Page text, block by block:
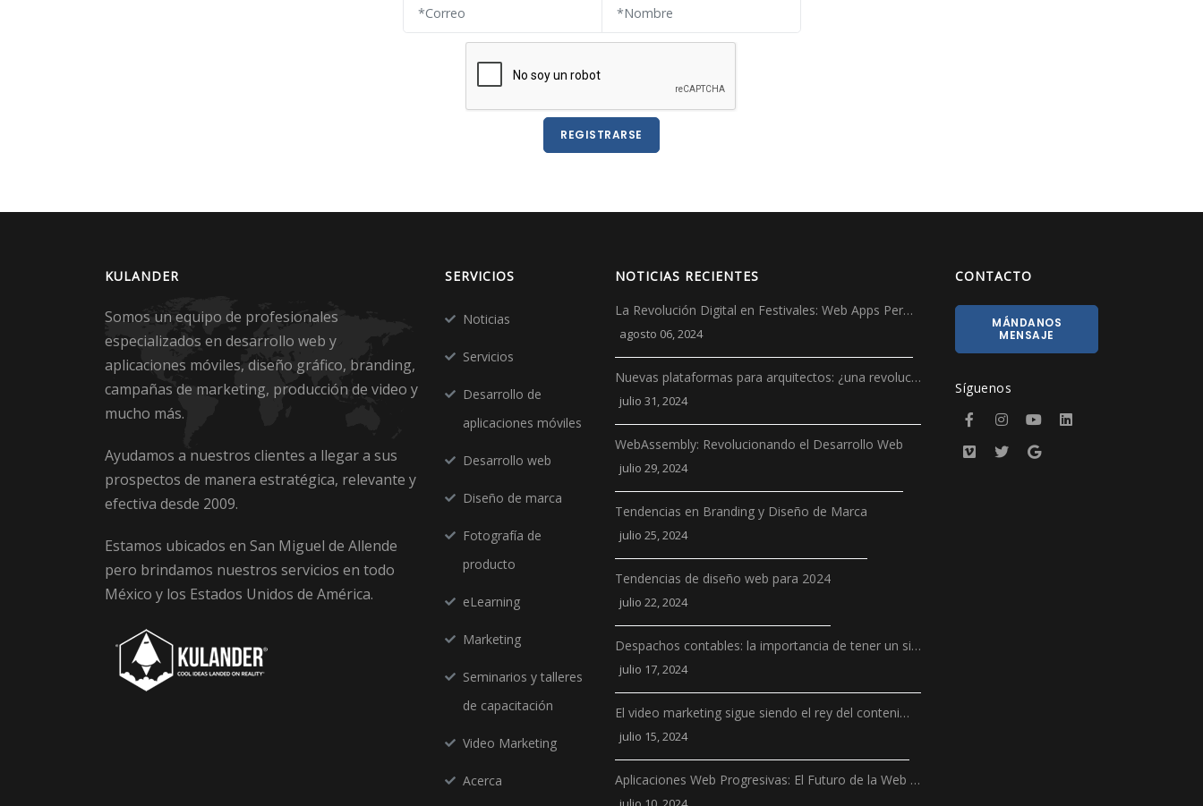
REGISTRARSE
KULANDER
Somos un equipo de profesionales
especializados en desarrollo web y
aplicaciones móviles, diseño gráfico, branding,
campañas de marketing, producción de video y
mucho más.
Ayudamos a nuestros clientes a llegar a sus
prospectos de manera estratégica, relevante y
efectiva desde 2009.
Estamos ubicados en San Miguel de Allende
pero brindamos nuestros servicios en todo
México y los Estados Unidos de América.
SERVICIOS
Noticias
Servicios
Desarrollo de
aplicaciones móviles
Desarrollo web
Diseño de marca
Fotografía de
producto
eLearning
Marketing
Seminarios y talleres
de capacitación
Video Marketing
Acerca
NOTICIAS RECIENTES
La Revolución Digital en Festivales: Web Apps Per…
agosto 06, 2024
Nuevas plataformas para arquitectos: ¿una revoluc…
julio 31, 2024
WebAssembly: Revolucionando el Desarrollo Web
julio 29, 2024
Tendencias en Branding y Diseño de Marca
julio 25, 2024
Tendencias de diseño web para 2024
julio 22, 2024
Despachos contables: la importancia de tener un si…
julio 17, 2024
El video marketing sigue siendo el rey del conteni…
julio 15, 2024
Aplicaciones Web Progresivas: El Futuro de la Web …
CONTACTO
MÁNDANOS
MENSAJE
Síguenos